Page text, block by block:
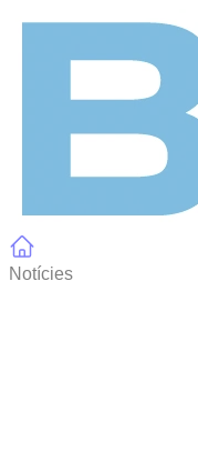
Notícies